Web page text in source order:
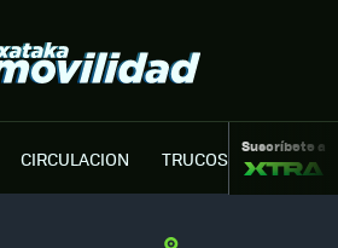
CIRCULACION TRUCOS MOTOR
Suscríbete a